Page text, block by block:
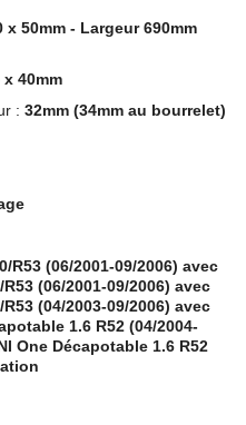
x 50mm - Largeur 690mm
x 40mm
: 32mm (34mm au bourrelet)
R53 (06/2001-09/2006) avec
(06/2001-09/2006) avec
(04/2003-09/2006) avec
1.6 R52 (04/2004-
One Décapotable 1.6 R52